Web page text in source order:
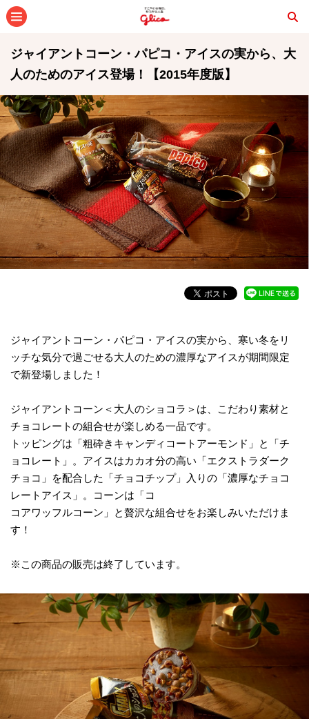
ジャイアントコーン・パピコ・アイスの実から、大
人のためのアイス登場！【2015年度版】
ジャイアントコーン・パピコ・アイスの実から、寒い冬をリ
ッチな気分で過ごせる大人のための濃厚なアイスが期間限定
で新登場しました！
ジャイアントコーン＜大人のショコラ＞は、こだわり素材と
チョコレートの組合せが楽しめる一品です。
トッピングは「粗砕きキャンディコートアーモンド」と「チ
ョコレート」。アイスはカカオ分の高い「エクストラダーク
チョコ」を配合した「チョコチップ」入りの「濃厚なチョコ
レートアイス」。コーンは「コ
コアワッフルコーン」と贅沢な組合せをお楽しみいただけま
す！
※この商品の販売は終了しています。